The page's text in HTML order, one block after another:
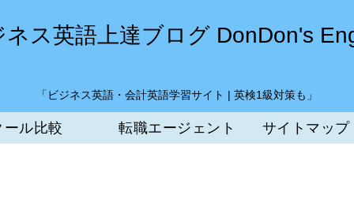
ネス英語上達ブログ DonDon's
「ビジネス英語・会計英語学習サイト | 英検1級対策も」
ール比較 転職エージェント サイトマップ